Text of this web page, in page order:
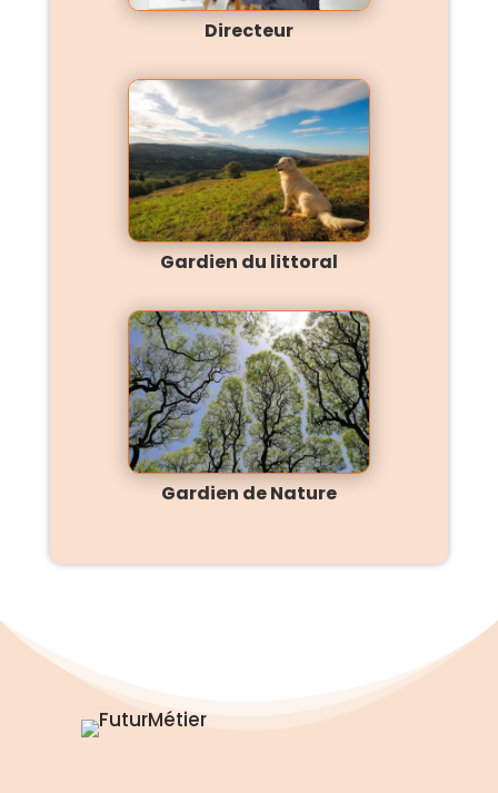
Directeur
Gardien du littoral
Gardien de Nature